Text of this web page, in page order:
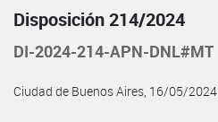
Disposición 214/2024
DI-2024-214-APN-DNL#MT
Ciudad de Buenos Aires, 16/05/2024